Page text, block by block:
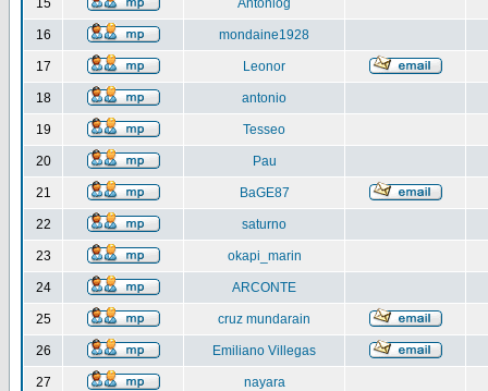
15 Antoniog
16 mondaine1928
17 Leonor
18 antonio
19 Tesseo
20 Pau
21 BaGE87
22 saturno
23 okapi_marin
24 ARCONTE
25 cruz mundarain
26 Emiliano Villegas
27 nayara